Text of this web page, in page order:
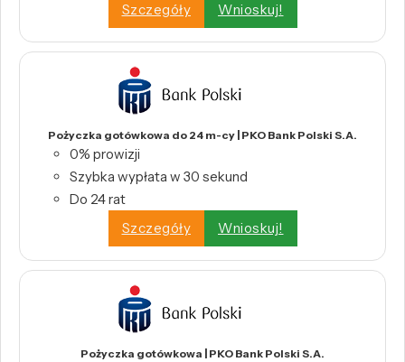
Szczegóły
Wnioskuj!
Pożyczka gotówkowa do 24 m-cy | PKO Bank Polski S.A.
0% prowizji
Szybka wypłata w 30 sekund
Do 24 rat
Szczegóły
Wnioskuj!
Pożyczka gotówkowa | PKO Bank Polski S.A.